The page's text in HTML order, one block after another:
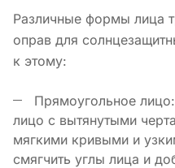
Различные формы лица
оправ для
к этому:
Прямоугольное
лицо с вытянутыми
мягкими кривыми и
смягчить углы лица и